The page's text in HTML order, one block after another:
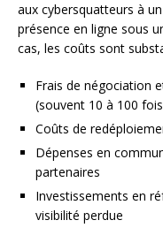
aux cybersquatteurs à
présence en ligne sous
cas, les coûts sont
Frais de négociation
(souvent 10 à 100
Coûts de
Dépenses en
partenaires
Investissements en
visibilité perdue